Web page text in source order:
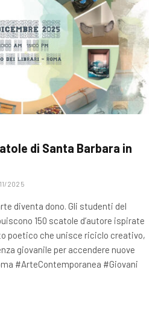
di Santa Barbara in
2025
diventa dono. Gli studenti del
150 scatole d’autore ispirate
poetico che unisce riciclo creativo,
giovanile per accendere nuove
#ArteContemporanea #Giovani